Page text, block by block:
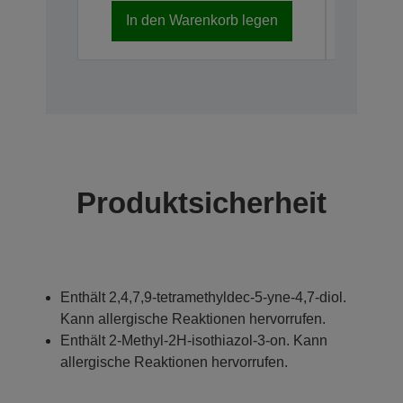
In den Warenkorb legen
Produktsicherheit
Enthält 2,4,7,9-tetramethyldec-5-yne-4,7-diol.
Kann allergische Reaktionen hervorrufen.
Enthält 2-Methyl-2H-isothiazol-3-on. Kann
allergische Reaktionen hervorrufen.